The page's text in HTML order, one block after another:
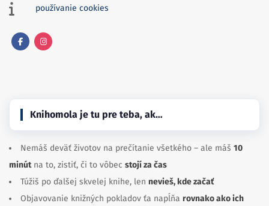
používanie cookies
Knihomola je tu pre teba, ak…
Nemáš deväť životov na prečítanie všetkého – ale máš 10
minútna to, zistiť, či to vôbec stojí za čas
Túžiš po ďalšej skvelej knihe, len nevieš, kde začať
Objavovanie knižných pokladov ťa napĺňa rovnako ako ich